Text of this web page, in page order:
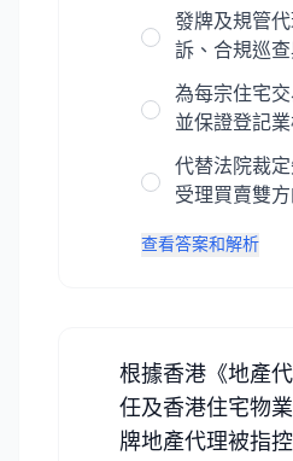
發牌及規管
訴、合規巡
為每宗住宅
並保證登記
代替法院裁
受理買賣雙
查看答案和解析
根據香港《地產
任及香港住宅物
牌地產代理被指